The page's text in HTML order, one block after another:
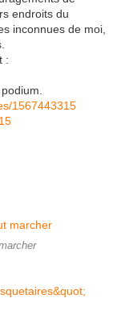
endroits du
inconnues de moi,
:
1567443315